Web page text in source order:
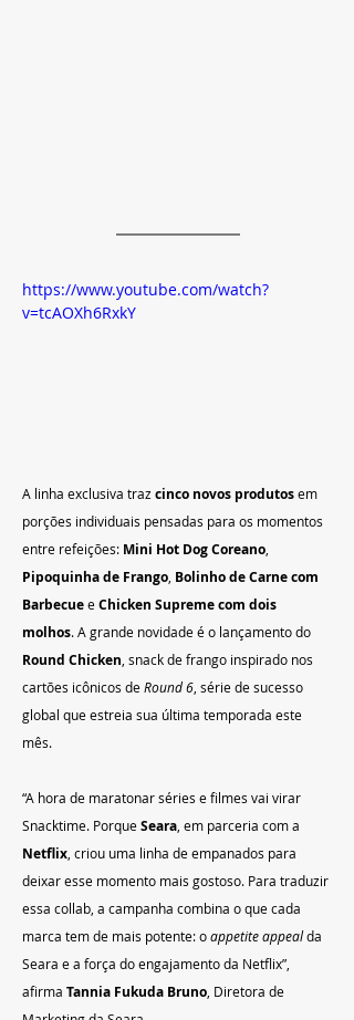
https://www.youtube.com/watch?
v=tcAOXh6RxkY
A linha exclusiva traz cinco novos produtos em
porções individuais pensadas para os momentos
entre refeições: Mini Hot Dog Coreano
Pipoquinha de Frango Bolinho de Carne com
Barbecue e Chicken Supreme com dois
molhos. A grande novidade é o lançamento do
Round Chicken , snack de frango inspirado nos
cartões icônicos de Round 6 , série de sucesso
global que estreia sua última temporada este
mês.
“A hora de maratonar séries e filmes vai virar
Snacktime. Porque Seara , em parceria com a
Netflix , criou uma linha de empanados para
deixar esse momento mais gostoso. Para traduzir
essa collab, a campanha combina o que cada
marca tem de mais potente: o appetite appeal da
Seara e a força do engajamento da Netflix”,
afirma Tannia Fukuda Bruno , Diretora de